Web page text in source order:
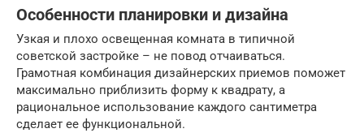
Особенности планировки и дизайна
Узкая и плохо освещенная комната в типичной
советской застройке – не повод отчаиваться.
Грамотная комбинация дизайнерских приемов поможет
максимально приблизить форму к квадрату, а
рациональное использование каждого сантиметра
сделает ее функциональной.